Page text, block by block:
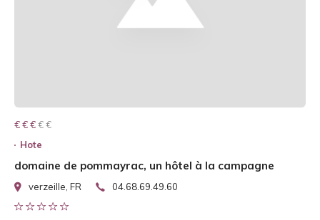
€ € € € €
€ € €
Hote
domaine de pommayrac, un hôtel à la campagne
verzeille, FR 04.68.69.49.60